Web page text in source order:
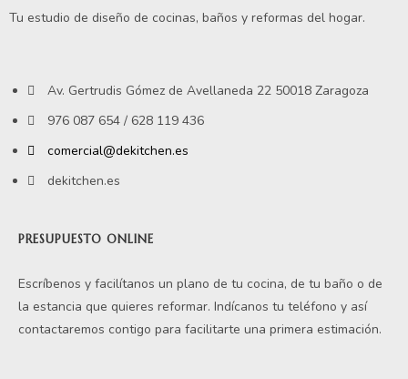
Tu estudio de diseño de cocinas, baños y reformas del hogar.
Av. Gertrudis Gómez de Avellaneda 22 50018 Zaragoza
976 087 654 / 628 119 436
comercial@dekitchen.es
dekitchen.es
PRESUPUESTO ONLINE
Escríbenos y facilítanos un plano de tu cocina, de tu baño o de
la estancia que quieres reformar. Indícanos tu teléfono y así
contactaremos contigo para facilitarte una primera estimación.